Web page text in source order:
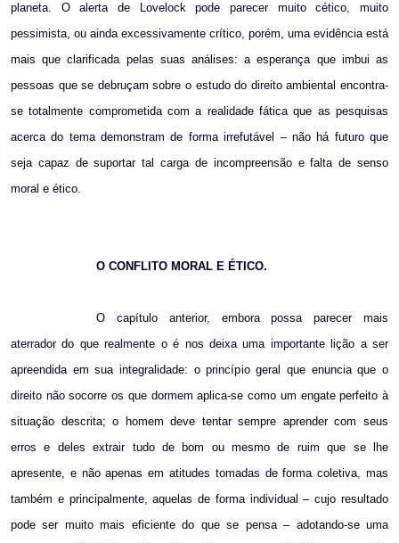
planeta. O alerta de Lovelock pode parecer muito cético, muito
pessimista, ou ainda excessivamente crítico, porém, uma evidência está
mais que clarificada pelas suas análises: a esperança que imbui as
pessoas que se debruçam sobre o estudo do direito ambiental encontra-
se totalmente comprometida com a realidade fática que as pesquisas
acerca do tema demonstram de forma irrefutável – não há futuro que
seja capaz de suportar tal carga de incompreensão e falta de senso
moral e ético.
O CONFLITO MORAL E ÉTICO.
O capítulo anterior, embora possa parecer mais
aterrador do que realmente o é nos deixa uma importante lição a ser
apreendida em sua integralidade: o princípio geral que enuncia que o
direito não socorre os que dormem aplica-se como um engate perfeito à
situação descrita; o homem deve tentar sempre aprender com seus
erros e deles extrair tudo de bom ou mesmo de ruim que se lhe
apresente, e não apenas em atitudes tomadas de forma coletiva, mas
também e principalmente, aquelas de forma individual – cujo resultado
pode ser muito mais eficiente do que se pensa – adotando-se uma